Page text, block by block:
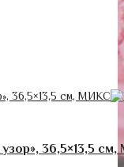
36,5×13,5